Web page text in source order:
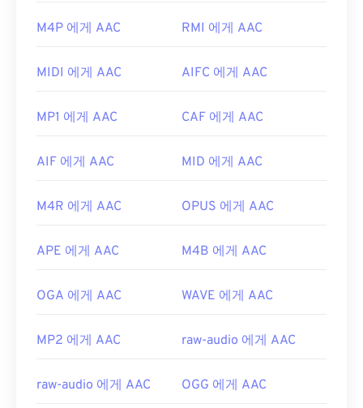
용하여 AAC 파일을 여세요. 또는iTunes 에서도 기본
적으로 AAC 파일이 열립니다. 하지만 AAC 파일은 어
에서도 열립니다.
사용되므로Nintendo 3DS ,Playstation 4
ISO/IEC MPEG 오디오 위원회
최초 출시: 1997년
https://en.wikipedia.org/wiki/고급_오디오_코딩
browse=tc
M4P 에게 AAC RMI 에게 AAC
MIDI 에게 AAC AIFC 에게 AAC
MP1 에게 AAC CAF 에게 AAC
AIF 에게 AAC MID 에게 AAC
M4R 에게 AAC OPUS 에게 AAC
APE 에게 AAC M4B 에게 AAC
OGA 에게 AAC WAVE 에게 AAC
MP2 에게 AAC raw-audio 에게 AAC
raw-audio 에게 AAC OGG 에게 AAC